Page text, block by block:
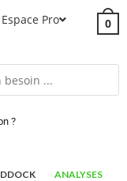
Espace Pro 0
?
ANALYSES